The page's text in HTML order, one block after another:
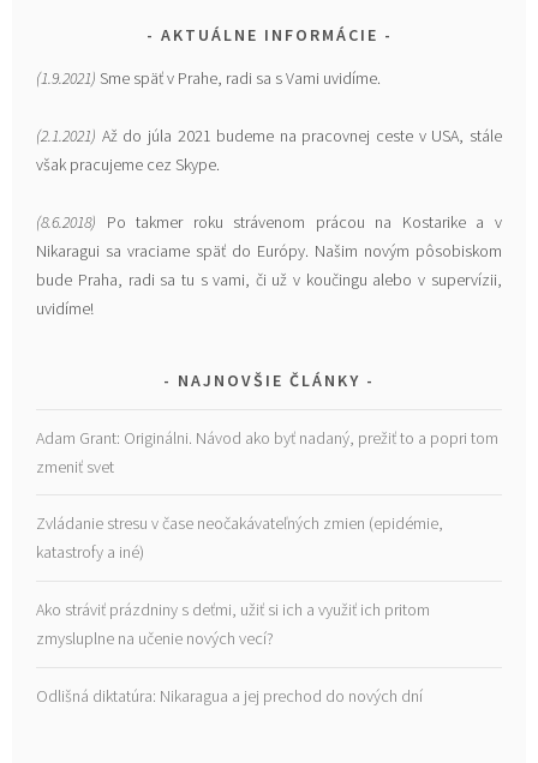
AKTUÁLNE INFORMÁCIE
(1.9.2021) Sme späť v Prahe, radi sa s Vami uvidíme.
(2.1.2021) Až do júla 2021 budeme na pracovnej ceste v USA, stále
však pracujeme cez Skype.
(8.6.2018) Po takmer roku strávenom prácou na Kostarike a v
Nikaragui sa vraciame späť do Európy. Našim novým pôsobiskom
bude Praha, radi sa tu s vami, či už v koučingu alebo v supervízii,
uvidíme!
NAJNOVŠIE ČLÁNKY
Adam Grant: Originálni. Návod ako byť nadaný, prežiť to a popri tom
zmeniť svet
Zvládanie stresu v čase neočakávateľných zmien (epidémie,
katastrofy a iné)
Ako stráviť prázdniny s deťmi, užiť si ich a využiť ich pritom
zmysluplne na učenie nových vecí?
Odlišná diktatúra: Nikaragua a jej prechod do nových dní